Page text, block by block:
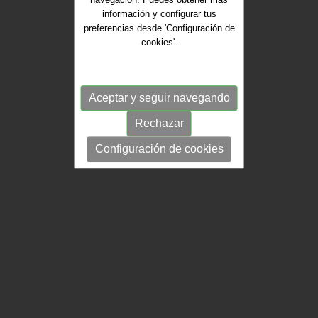
información y configurar tus
preferencias desde 'Configuración de
cookies'.
Aceptar y seguir navegando
Rechazar
Configuración de cookies